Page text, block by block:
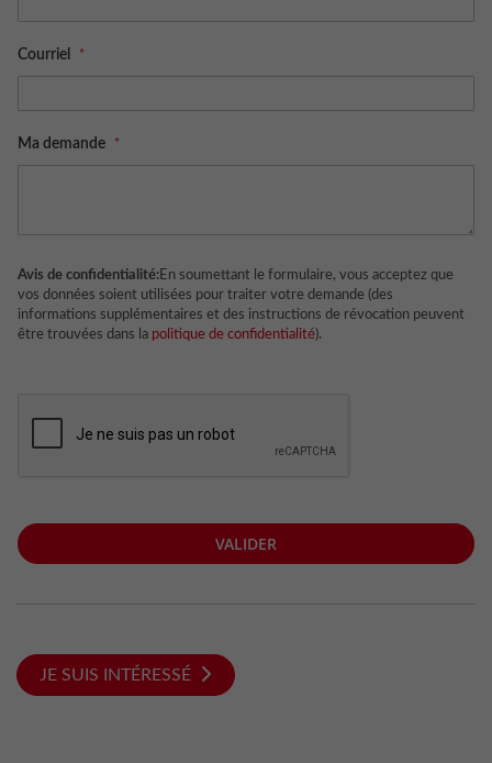
Courriel
Ma demande
Avis de confidentialité:En soumettant le formulaire, vous acceptez que
vos données soient utilisées pour traiter votre demande (des
informations supplémentaires et des instructions de révocation peuvent
être trouvées dans la politique de confidentialité).
VALIDER
JE SUIS INTÉRESSÉ